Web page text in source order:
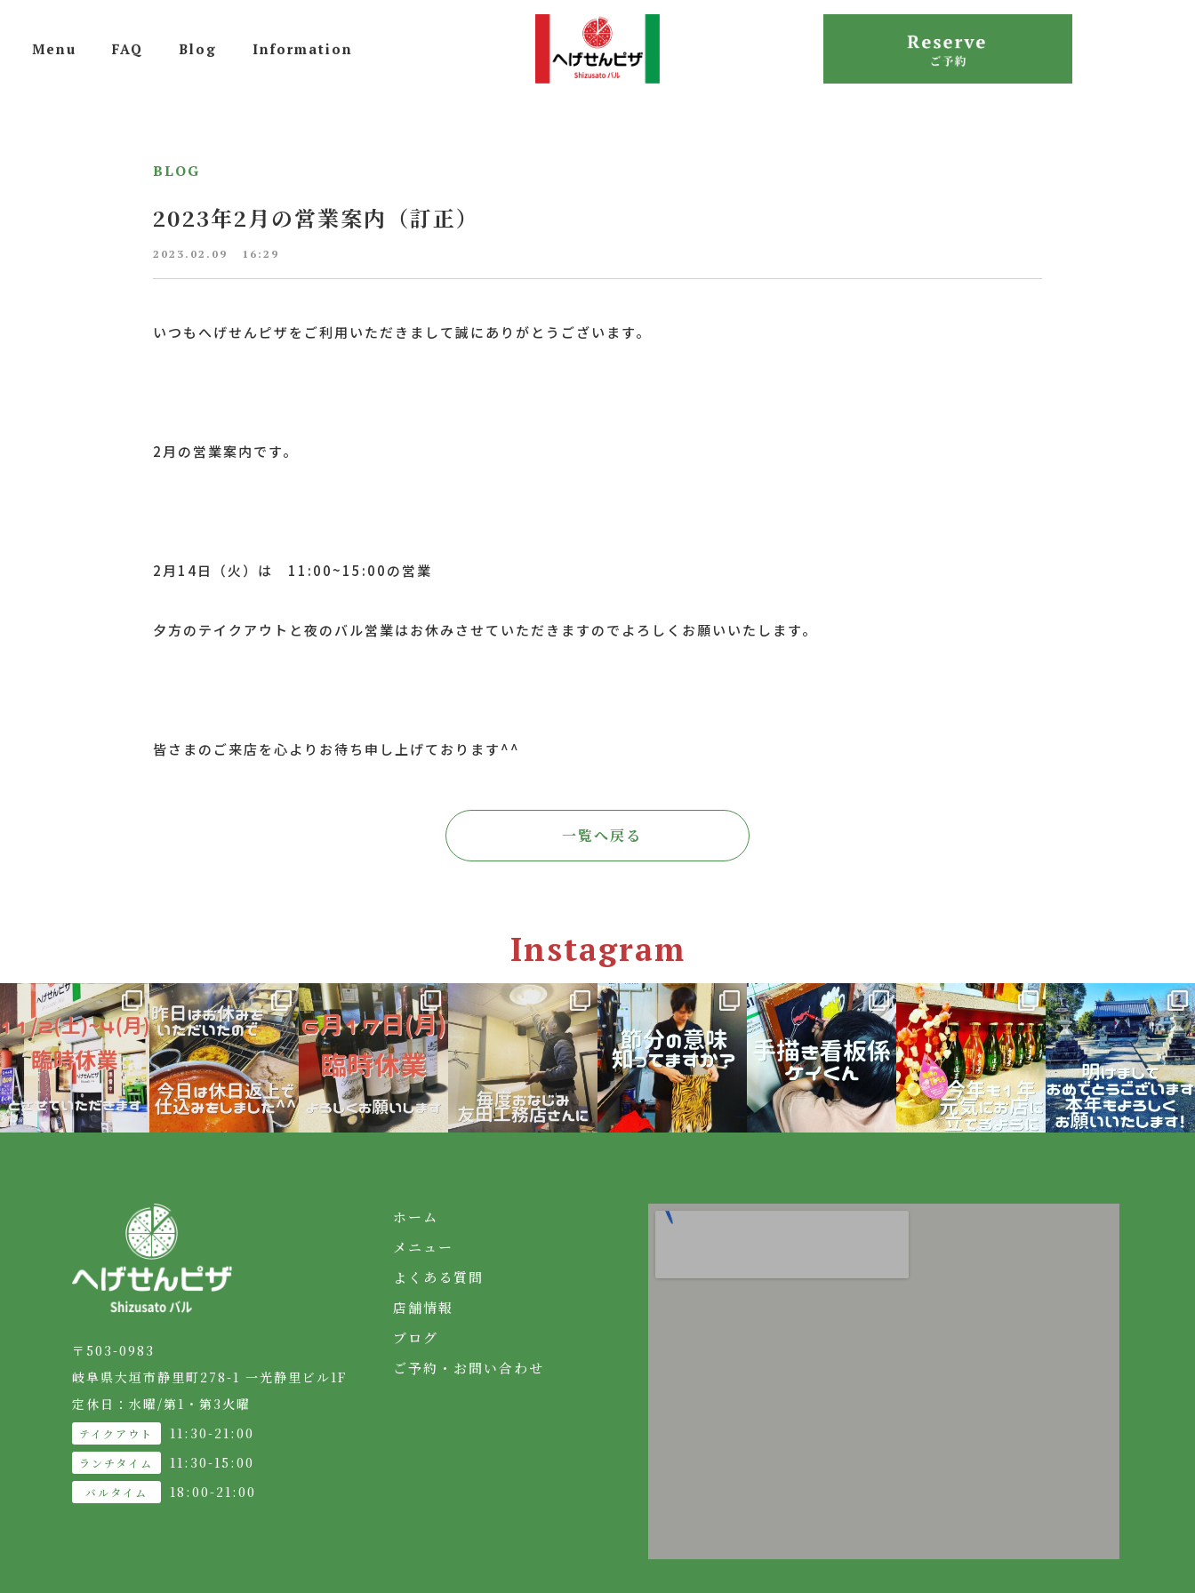
Menu FAQ Blog Information
Menu FAQ Blog Information
BLOG
2023年2月の営業案内（訂正）
2023.02.09 16:29
いつもへげせんピザをご利用いただきまして誠にありがとうございます。
2月の営業案内です。
2月14日（火）は 11:00~15:00の営業
夕方のテイクアウトと夜のバル営業はお休みさせていただきますのでよろしくお願いいたします。
皆さまのご来店を心よりお待ち申し上げております^^
一覧へ戻る
Instagram
hegesen_pizza
10月 29
hegesen_pizza
6月 18
hegesen_pizza
6月 17
hegesen_pizza
4月 4
hegesen_pizza
2月 5
hegesen_pizza
1月 22
hegesen_pizza
1月 17
hegesen_pizza
1月 1
〒503-0983
岐阜県大垣市静里町278-1 一光静里ビル1F
定休日：⽔曜/第1・第3⽕曜
テイクアウト 11:30-21:00
ランチタイム 11:30-15:00
バルタイム 18:00-21:00
ホーム
メニュー
よくある質問
店舗情報
ブログ
ご予約・お問い合わせ